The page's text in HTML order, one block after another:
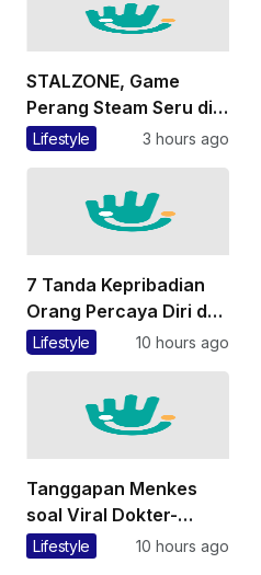
STALZONE, Game
Perang Steam Seru di
Dunia Chernobyl
Lifestyle 3 hours ago
7 Tanda Kepribadian
Orang Percaya Diri dan
Bermental Kuat, Tak
Lifestyle 10 hours ago
Tanggapan Menkes
soal Viral Dokter-
Nakes Nirempati
Lifestyle 10 hours ago